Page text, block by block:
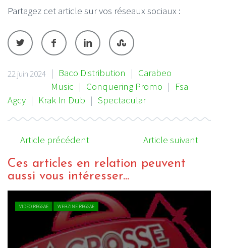
Partagez cet article sur vos réseaux sociaux :
22 juin 2024 | Baco Distribution | Carabeo
Music | Conquering Promo | Fsa
Agcy | Krak In Dub | Spectacular
Article précédent Article suivant
Ces articles en relation peuvent
aussi vous intéresser...
VIDEO REGGAE WEBZINE REGGAE